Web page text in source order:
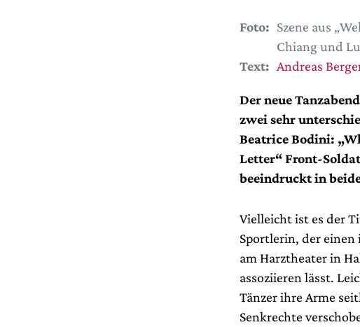
Foto: Szene aus
Chiang und
Text: Andreas
Der neue
zwei sehr
Beatrice Bodini:
Letter“ Front-
beeindruckt in
Vielleicht ist es der
Sportlerin, der einen
am Harztheater in
assoziieren lässt.
Tänzer ihre Arme
Senkrechte